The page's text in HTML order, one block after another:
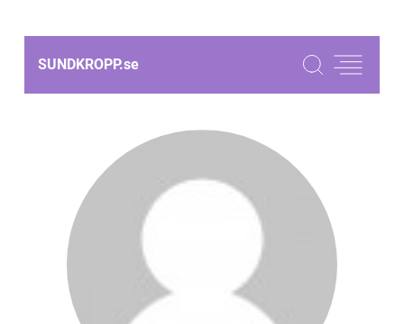
SUNDKROPP.se